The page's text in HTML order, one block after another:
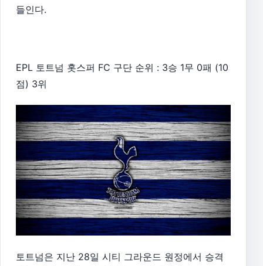
들인다.
EPL 토트넘 홋스퍼 FC 구단 순위 : 3승 1무 0패 (10
점) 3위
토트넘은 지난 28일 시티 그라운드 원정에서 승격